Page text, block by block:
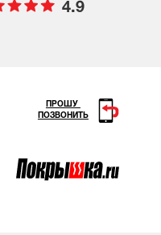
4.9
ПРОШУ
ПОЗВОНИТЬ